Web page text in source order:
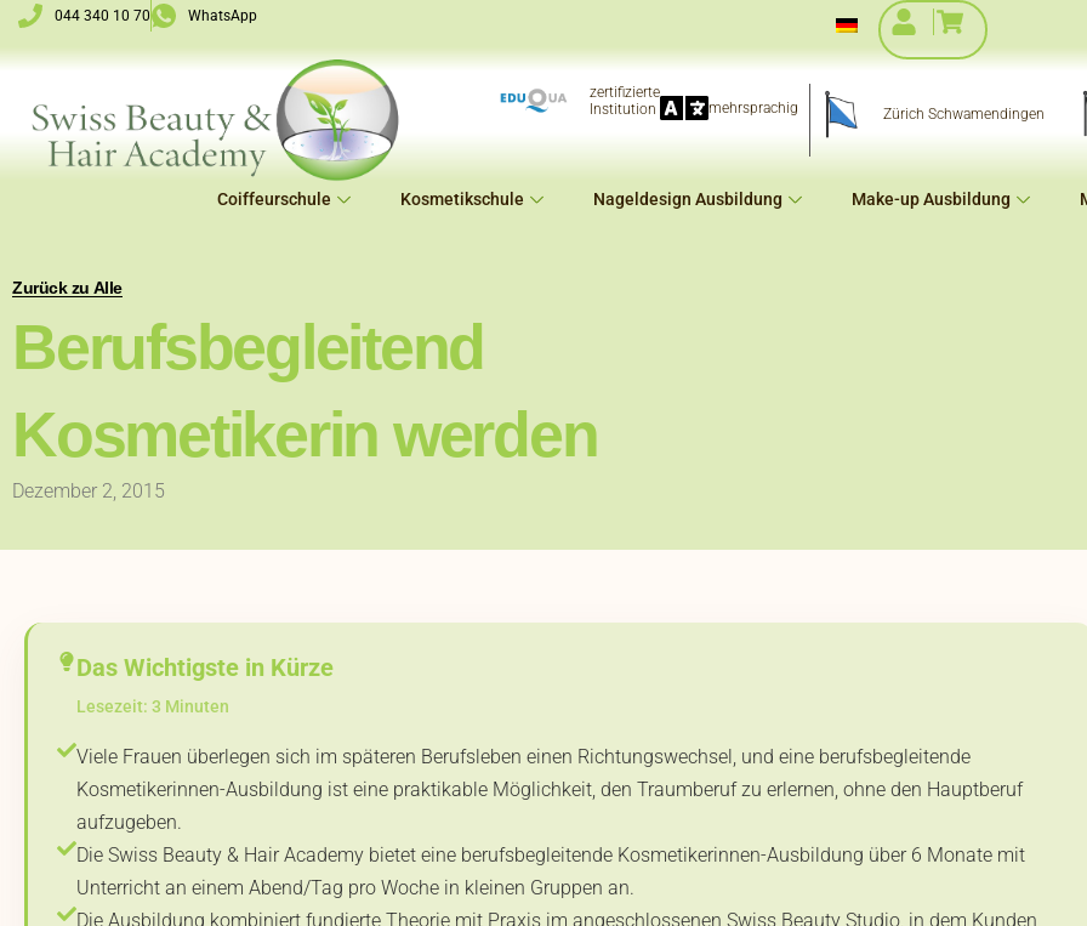
Zum
044 340 10 70 WhatsApp
zertifizierte
Institution
mehrsprachig Zürich Schwamendingen
Coiffeurschule Kosmetikschule Nageldesign Ausbildung Make-up Ausbildung
Zurück zu Alle
Berufsbegleitend
Kosmetikerin werden
Dezember 2, 2015
Das Wichtigste in Kürze
Lesezeit: 3 Minuten
Viele Frauen überlegen sich im späteren Berufsleben einen Richtungswechsel, und eine berufsbegleitende
Kosmetikerinnen-Ausbildung ist eine praktikable Möglichkeit, den Traumberuf zu erlernen, ohne den Hauptberuf
aufzugeben.
Die Swiss Beauty & Hair Academy bietet eine berufsbegleitende Kosmetikerinnen-Ausbildung über 6 Monate mit
Unterricht an einem Abend/Tag pro Woche in kleinen Gruppen an.
Die Ausbildung kombiniert fundierte Theorie mit Praxis im angeschlossenen Swiss Beauty Studio, in dem Kunden